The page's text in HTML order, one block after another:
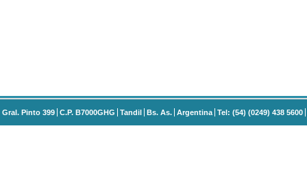
Gral. Pinto 399 C.P. B7000GHG Tandil Bs. As. Argentina Tel: (54) (0249) 438 5600